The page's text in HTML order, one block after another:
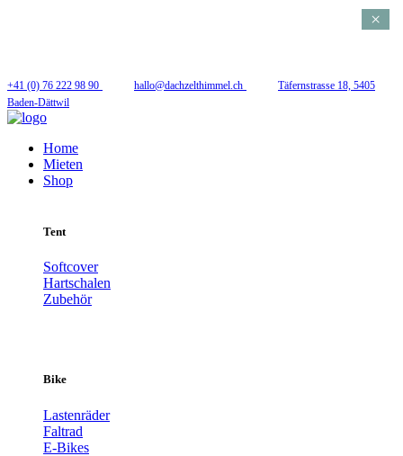
+41 (0) 76 222 98 90 hallo@dachzelthimmel.ch
Täfernstrasse 18, 5405
Baden-Dättwil
Home
Mieten
Shop
Tent
Softcover
Hartschalen
Zubehör
Bike
Lastenräder
Faltrad
E-Bikes
×